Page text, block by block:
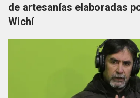
de artesanías elaboradas
Wichí